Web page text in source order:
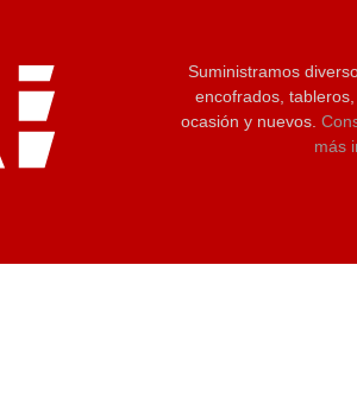
Suministramos
encofrados,
ocasión y nuevos.
más